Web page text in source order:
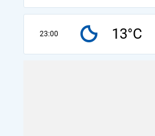
23:00 13°C